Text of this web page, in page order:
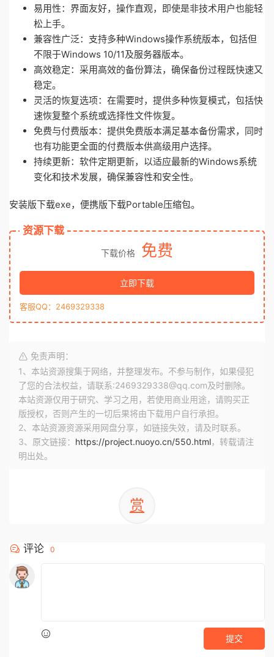
易用性：界面友好，操作直观，即使是非技术用户也能轻
松上手。
兼容性广泛：支持多种Windows操作系统版本，包括但
不限于Windows 10/11及服务器版本。
高效稳定：采用高效的备份算法，确保备份过程既快速又
稳定。
灵活的恢复选项：在需要时，提供多种恢复模式，包括快
速恢复整个系统或选择性文件恢复。
免费与付费版本：提供免费版本满足基本备份需求，同时
也有功能更全面的付费版本供高级用户选择。
持续更新：软件定期更新，以适应最新的Windows系统
变化和技术发展，确保兼容性和安全性。
安装版下载exe，便携版下载Portable压缩包。
资源下载
下载价格 免费
立即下载
客服QQ：2469329338
免责声明：
1、本站资源搜集于网络，并整理发布。不参与制作，如果侵犯
了您的合法权益，请联系:2469329338@qq.com及时删除。
本站资源仅用于研究、学习之用，若使用商业用途，请购买正
版授权，否则产生的一切后果将由下载用户自行承担。
2、本站资源资源采用网盘分享，如链接失效，请及时联系。
3、原文链接： https://project.nuoyo.cn/550.html，转载请注
明出处。
赏
评论 0
提交